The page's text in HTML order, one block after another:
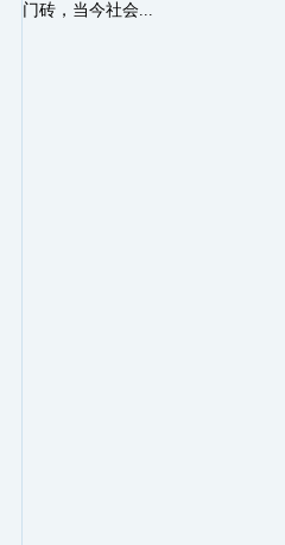
门砖，当今社会...